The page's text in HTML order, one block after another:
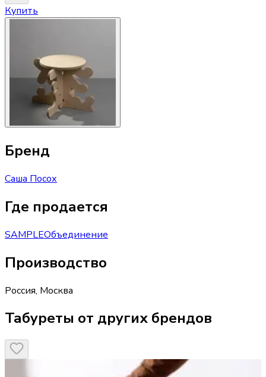
Купить
Бренд
Саша Посох
Где продается
SAMPLEОбъединение
Производство
Россия, Москва
Табуреты от других брендов